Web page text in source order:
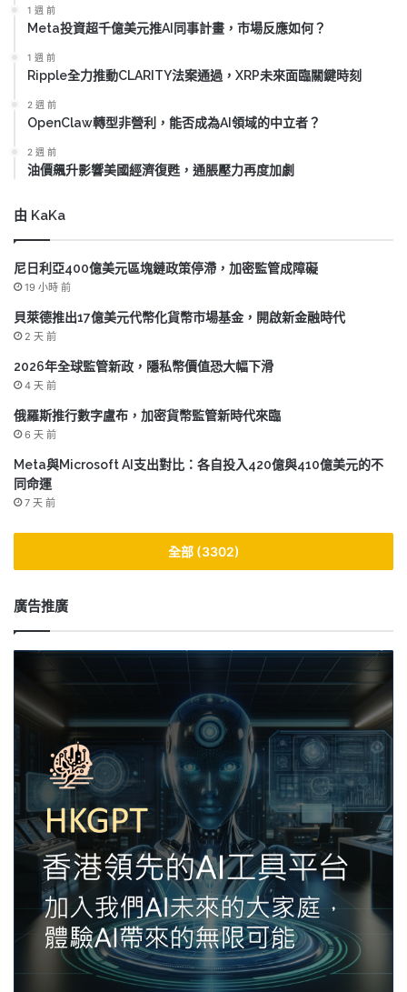
1 週 前
Meta投資超千億美元推AI同事計畫，市場反應如何？
1 週 前
Ripple全力推動CLARITY法案通過，XRP未來面臨關鍵時刻
2 週 前
OpenClaw轉型非營利，能否成為AI領域的中立者？
2 週 前
油價飆升影響美國經濟復甦，通脹壓力再度加劇
由 KaKa
尼日利亞400億美元區塊鏈政策停滯，加密監管成障礙
19 小時 前
貝萊德推出17億美元代幣化貨幣市場基金，開啟新金融時代
2 天 前
2026年全球監管新政，隱私幣價值恐大幅下滑
4 天 前
俄羅斯推行數字盧布，加密貨幣監管新時代來臨
6 天 前
Meta與Microsoft AI支出對比：各自投入420億與410億美元的不
同命運
7 天 前
全部 (3302)
廣告推廣